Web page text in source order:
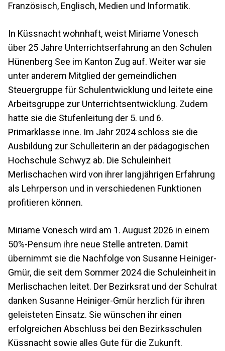
Französisch, Englisch, Medien und Informatik.
In Küssnacht wohnhaft, weist Miriame Vonesch
über 25 Jahre Unterrichtserfahrung an den Schulen
Hünenberg See im Kanton Zug auf. Weiter war sie
unter anderem Mitglied der gemeindlichen
Steuergruppe für Schulentwicklung und leitete eine
Arbeitsgruppe zur Unterrichtsentwicklung. Zudem
hatte sie die Stufenleitung der 5. und 6.
Primarklasse inne. Im Jahr 2024 schloss sie die
Ausbildung zur Schulleiterin an der pädagogischen
Hochschule Schwyz ab. Die Schuleinheit
Merlischachen wird von ihrer langjährigen Erfahrung
als Lehrperson und in verschiedenen Funktionen
profitieren können.
Miriame Vonesch wird am 1. August 2026 in einem
50%-Pensum ihre neue Stelle antreten. Damit
übernimmt sie die Nachfolge von Susanne Heiniger-
Gmür, die seit dem Sommer 2024 die Schuleinheit in
Merlischachen leitet. Der Bezirksrat und der Schulrat
danken Susanne Heiniger-Gmür herzlich für ihren
geleisteten Einsatz. Sie wünschen ihr einen
erfolgreichen Abschluss bei den Bezirksschulen
Küssnacht sowie alles Gute für die Zukunft.